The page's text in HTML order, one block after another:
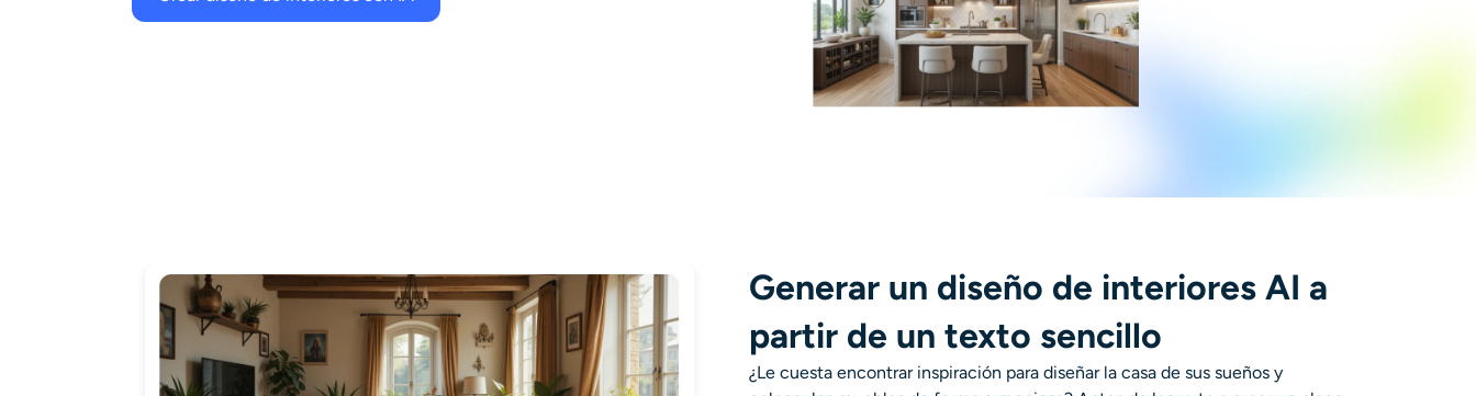
Generar un diseño de interiores AI a
partir de un texto sencillo
¿Le cuesta encontrar inspiración para diseñar la casa de sus sueños y